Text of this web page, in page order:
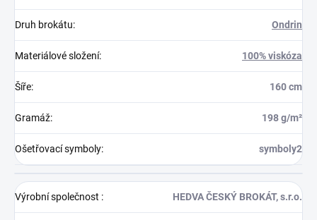
Druh brokátu: Ondrin
Materiálové složení: 100% viskóza
Šíře: 160 cm
Gramáž: 198 g/m²
Ošetřovací symboly: symboly2
Výrobní společnost : HEDVA ČESKÝ BROKÁT, s.r.o.